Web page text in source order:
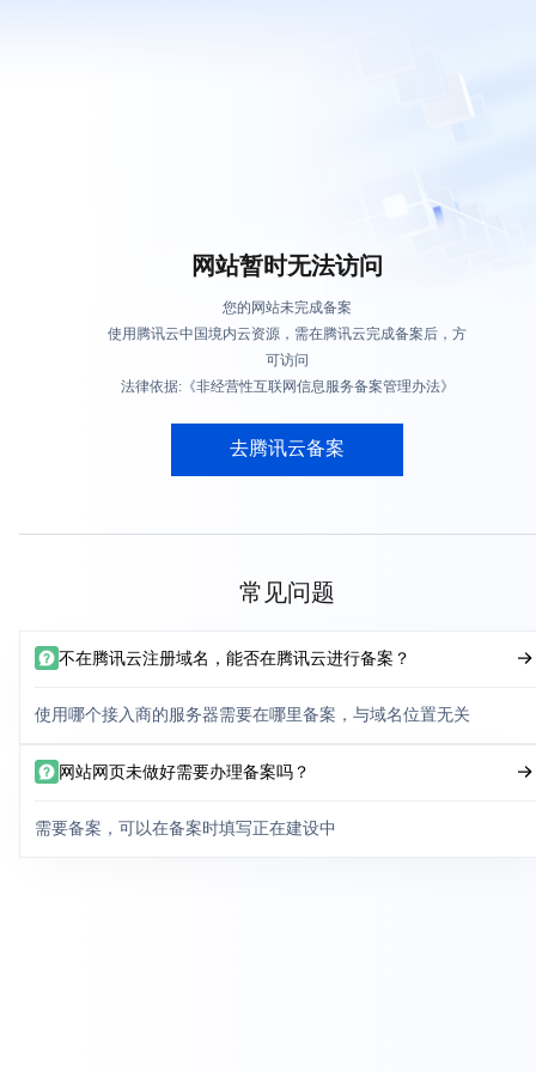
网站暂时无法访问
您的网站未完成备案
使用腾讯云中国境内云资源，需在腾讯云完成备案后，方
可访问
法律依据:《非经营性互联网信息服务备案管理办法》
去腾讯云备案
常见问题
不在腾讯云注册域名，能否在腾讯云进行备案？
使用哪个接入商的服务器需要在哪里备案，与域名位置无关
网站网页未做好需要办理备案吗？
需要备案，可以在备案时填写正在建设中